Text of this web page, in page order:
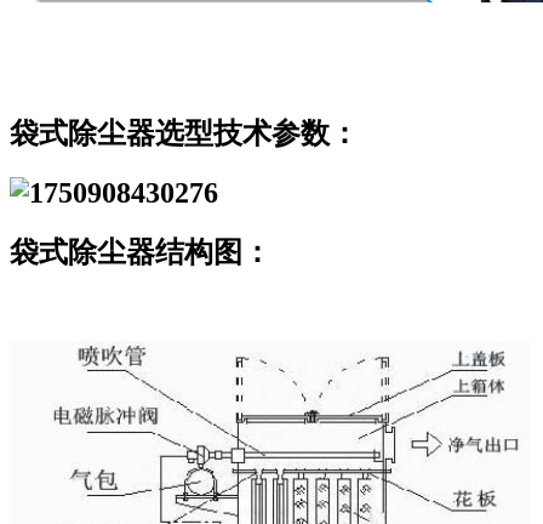
袋式除尘器选型技术参数：
袋式除尘器结构图：